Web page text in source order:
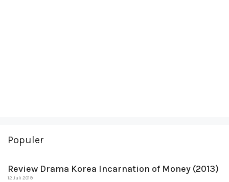
Populer
Review Drama Korea Incarnation of Money (2013)
12 Juli 2019